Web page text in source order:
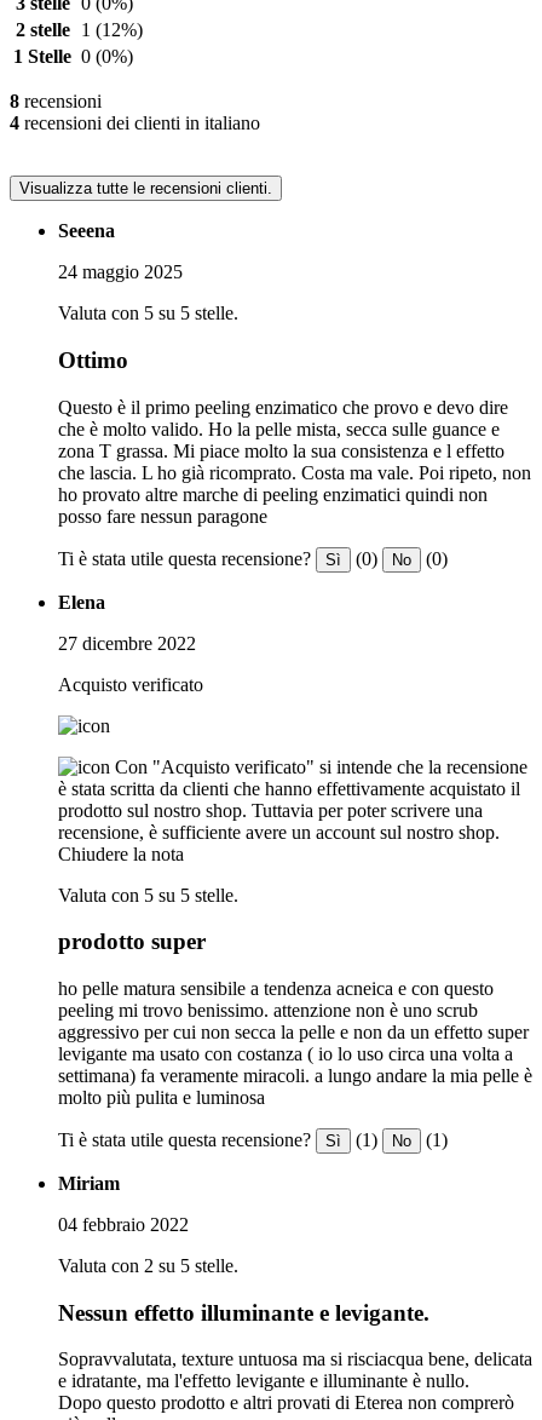
2 stelle
1 (12%)
1 Stelle 0 (0%)
8 recensioni
4 recensioni dei clienti in italiano
Visualizza tutte le recensioni clienti.
Seeena
24 maggio 2025
Valuta con 5 su 5 stelle.
Ottimo
Questo è il primo peeling enzimatico che provo e devo dire
che è molto valido. Ho la pelle mista, secca sulle guance e
zona T grassa. Mi piace molto la sua consistenza e l effetto
che lascia. L ho già ricomprato. Costa ma vale. Poi ripeto, non
ho provato altre marche di peeling enzimatici quindi non
posso fare nessun paragone
Ti è stata utile questa recensione? Sì (0) No (0)
Elena
27 dicembre 2022
Acquisto verificato
Con "Acquisto verificato" si intende che la recensione
è stata scritta da clienti che hanno effettivamente acquistato il
prodotto sul nostro shop. Tuttavia per poter scrivere una
recensione, è sufficiente avere un account sul nostro shop.
Chiudere la nota
Valuta con 5 su 5 stelle.
prodotto super
ho pelle matura sensibile a tendenza acneica e con questo
peeling mi trovo benissimo. attenzione non è uno scrub
aggressivo per cui non secca la pelle e non da un effetto super
levigante ma usato con costanza ( io lo uso circa una volta a
settimana) fa veramente miracoli. a lungo andare la mia pelle è
molto più pulita e luminosa
Ti è stata utile questa recensione? Sì (1) No (1)
Miriam
04 febbraio 2022
Valuta con 2 su 5 stelle.
Nessun effetto illuminante e levigante.
Sopravvalutata, texture untuosa ma si risciacqua bene, delicata
e idratante, ma l'effetto levigante e illuminante è nullo.
Dopo questo prodotto e altri provati di Eterea non comprerò